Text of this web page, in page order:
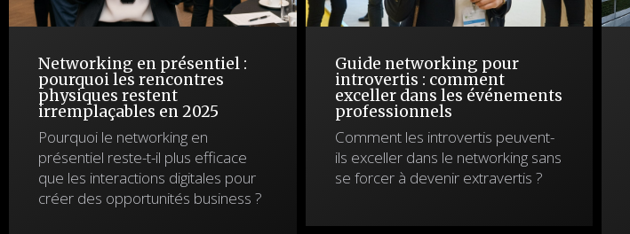
Networking en présentiel :
pourquoi les rencontres
physiques restent
irremplaçables en 2025
Pourquoi le networking en
présentiel reste-t-il plus efficace
que les interactions digitales pour
créer des opportunités business ?
Guide networking pour
introvertis : comment
exceller dans les événements
professionnels
Comment les introvertis peuvent-
ils exceller dans le networking sans
se forcer à devenir extravertis ?